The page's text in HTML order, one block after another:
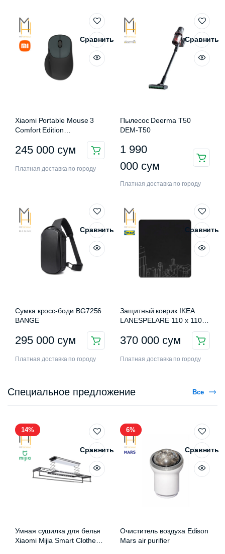
Сравнить
Xiaomi Portable Mouse 3
Comfort Edition
245 000 сум
Платная доставка по городу
Сравнить
Пылесос Deerma T50
DEM-T50
1 990
000 сум
Платная доставка по городу
Сравнить
Сумка кросс-боди BG7256
BANGE
295 000 сум
Платная доставка по городу
Сравнить
Защитный коврик IKEA
LANESPELARE 110 x 110
370 000 сум
Платная доставка по городу
Специальное предложение Все
14%
Сравнить
Умная сушилка для белья
Xiaomi Mijia Smart Clothes
6%
Сравнить
Очиститель воздуха Edison
Mars air purifier